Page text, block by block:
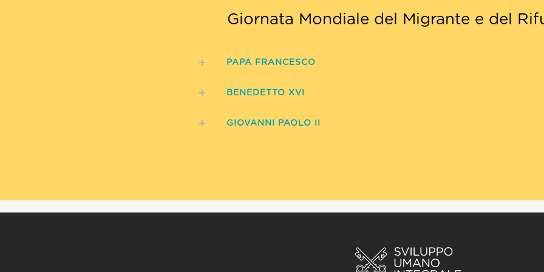
Giornata Mondiale del Migrante e del
PAPA FRANCESCO
BENEDETTO XVI
GIOVANNI PAOLO II